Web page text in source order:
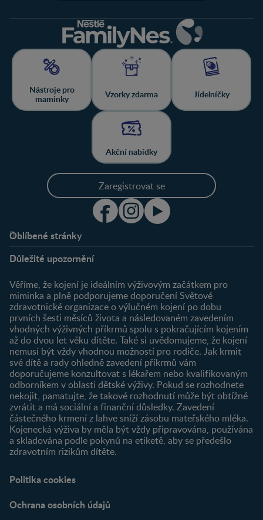
Nástroje pro
maminky
Vzorky zdarma Jídelníčky
Akční nabídky
Zaregistrovat se
Oblíbené stránky
O nás
Můj účet
Registrace
Newsletter
Přihlášení
Produkty
Najít produkt
Důležité upozornění
Věříme, že kojení je ideálním výživovým začátkem pro
miminka a plně podporujeme doporučení Světové
zdravotnické organizace o výlučném kojení po dobu
prvních šesti měsíců života a následovaném zavedením
vhodných výživných příkrmů spolu s pokračujícím kojením
až do dvou let věku dítěte. Také si uvědomujeme, že kojení
nemusí být vždy vhodnou možností pro rodiče. Jak krmit
své dítě a rady ohledně zavedení příkrmů vám
doporučujeme konzultovat s lékařem nebo kvalifikovaným
odborníkem v oblasti dětské výživy. Pokud se rozhodnete
nekojit, pamatujte, že takové rozhodnutí může být obtížné
zvrátit a má sociální a finanční důsledky. Zavedení
částečného krmení z lahve sníží zásobu mateřského mléka.
Kojenecká výživa by měla být vždy připravována, používána
a skladována podle pokynů na etiketě, aby se předešlo
zdravotním rizikům dítěte.
Politika cookies
Ochrana osobních údajů